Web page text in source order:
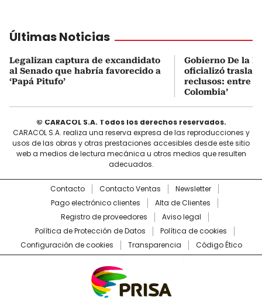
Últimas Noticias
Legalizan captura de excandidato
al Senado que habría favorecido a
‘Papá Pitufo’
Gobierno De la
oficializó
reclusos: entre
Colombia’
© CARACOL S.A. Todos los derechos reservados.
CARACOL S.A. realiza una reserva expresa de las reproducciones y
usos de las obras y otras prestaciones accesibles desde este sitio
web a medios de lectura mecánica u otros medios que resulten
adecuados.
Contacto Contacto Ventas
Newsletter
Pago electrónico clientes
Alta de Clientes
Registro de proveedores
Aviso legal
Política de Protección de Datos
Política de cookies
Configuración de cookies
Transparencia Código Ético